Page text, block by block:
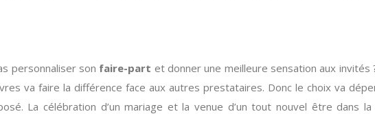
personnaliser son faire-part et donner une meilleure sensation aux
va faire la différence face aux autres prestataires. Donc le choix va
La célébration d’un mariage et la venue d’un tout nouvel être dans